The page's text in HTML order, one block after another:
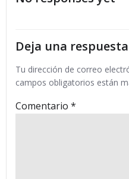
las
entradas
Deja una respuesta
Tu dirección de correo
campos obligatorios están
Comentario *